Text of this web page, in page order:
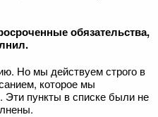
обязательства,
Но мы действуем строго в
которое мы
пункты в списке были не